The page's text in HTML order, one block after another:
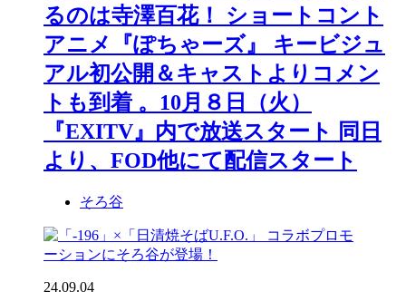
るのは寺澤百花！ ショートコント
アニメ『ぽちゃーズ』 キービジュ
アル初公開＆キャストよりコメン
トも到着 。10月８日（火）
『EXITV』内で放送スタート 同日
より、FOD他にて配信スタート
そろ谷
24.09.04